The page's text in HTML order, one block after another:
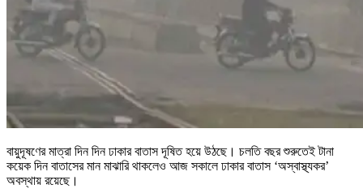
বায়ুদূষণের মাত্রা দিন দিন ঢাকার বাতাস দূষিত হয়ে উঠছে। চলতি বছর শুরুতেই টানা
কয়েক দিন বাতাসের মান মাঝারি থাকলেও আজ সকালে ঢাকার বাতাস ‘অস্বাস্থ্যকর’
অবস্থায় রয়েছে।